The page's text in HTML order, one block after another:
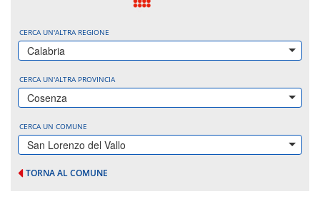
CERCA UN'ALTRA REGIONE
Calabria
CERCA UN'ALTRA PROVINCIA
Cosenza
CERCA UN COMUNE
San Lorenzo del Vallo
TORNA AL COMUNE